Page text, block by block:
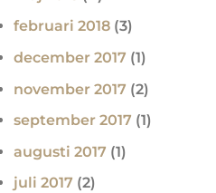
februari 2018 (3)
december 2017 (1)
november 2017 (2)
september 2017 (1)
augusti 2017 (1)
juli 2017 (2)